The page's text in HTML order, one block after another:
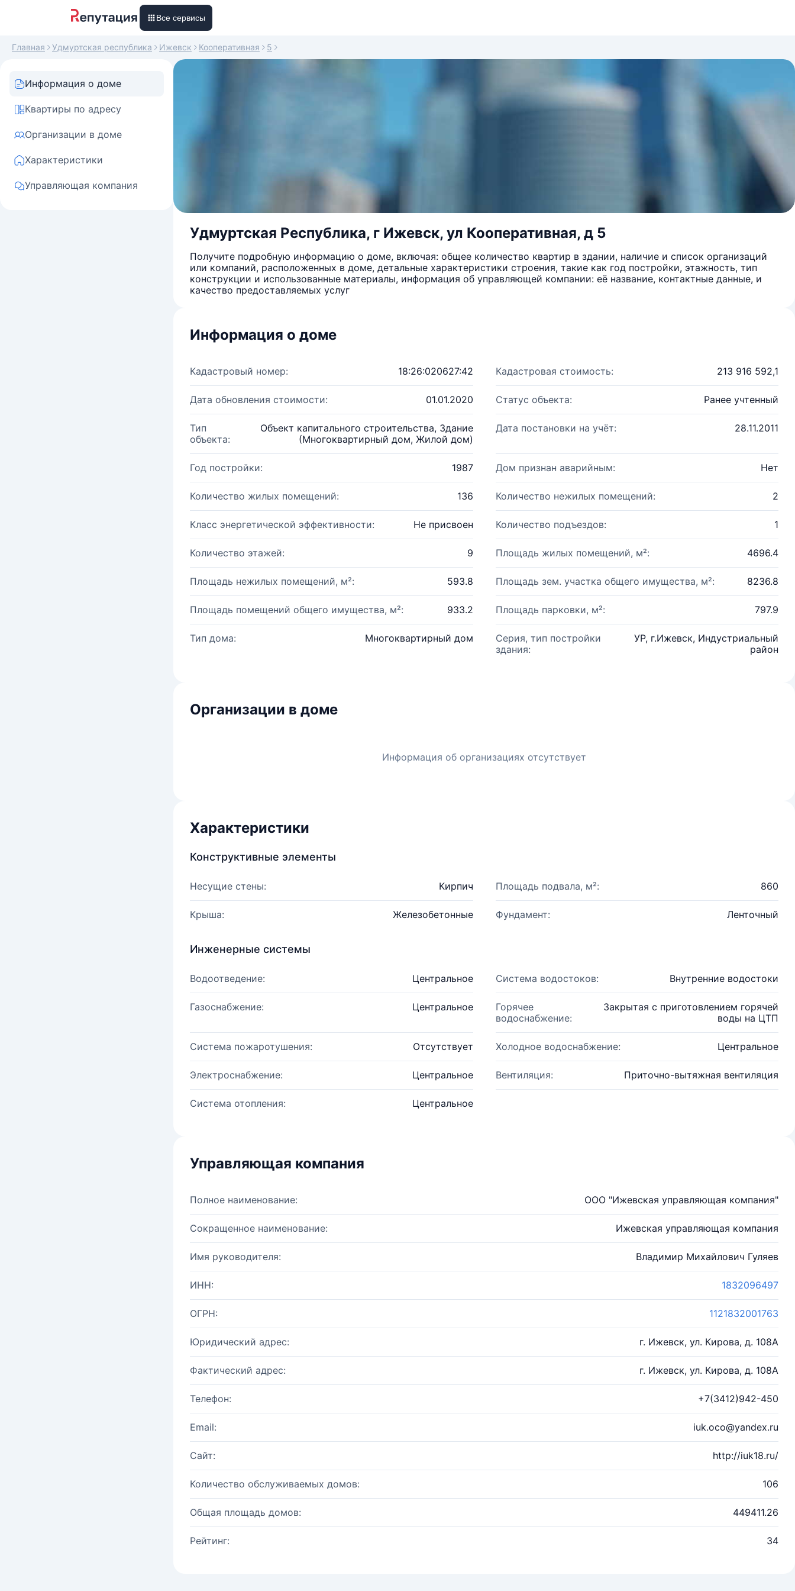
Все сервисы
Главная Удмуртская республика Ижевск Кооперативная 5
Информация о доме
Квартиры по адресу
Организации в доме
Характеристики
Управляющая компания
Удмуртская Республика, г Ижевск, ул Кооперативная, д 5
Получите подробную информацию о доме, включая: общее количество квартир в здании, наличие и список организаций
или компаний, расположенных в доме, детальные характеристики строения, такие как год постройки, этажность, тип
конструкции и использованные материалы, информация об управляющей компании: её название, контактные данные, и
качество предоставляемых услуг
Информация о доме
Кадастровый номер: 18:26:020627:42 Кадастровая стоимость: 213 916 592,1
Дата обновления стоимости: 01.01.2020 Статус объекта: Ранее учтенный
Тип
объекта:
Объект капитального строительства, Здание
(Многоквартирный дом, Жилой дом)
Дата постановки на учёт: 28.11.2011
Год постройки: 1987 Дом признан аварийным: Нет
Количество жилых помещений: 136 Количество нежилых помещений: 2
Класс энергетической эффективности: Не присвоен Количество подъездов: 1
Количество этажей: 9 Площадь жилых помещений, м²: 4696.4
Площадь нежилых помещений, м²: 593.8 Площадь зем. участка общего имущества, м²: 8236.8
Площадь помещений общего имущества, м²: 933.2 Площадь парковки, м²: 797.9
Тип дома: Многоквартирный дом
Серия, тип постройки
здания:
УР, г.Ижевск, Индустриальный
район
Организации в доме
Информация об организациях отсутствует
Характеристики
Конструктивные элементы
Несущие стены: Кирпич Площадь подвала, м²: 860
Крыша: Железобетонные Фундамент: Ленточный
Инженерные системы
Водоотведение: Центральное Система водостоков: Внутренние водостоки
Газоснабжение: Центральное
Горячее
водоснабжение:
Закрытая с приготовлением горячей
воды на ЦТП
Система пожаротушения: Отсутствует Холодное водоснабжение: Центральное
Электроснабжение: Центральное Вентиляция: Приточно-вытяжная вентиляция
Система отопления: Центральное
Управляющая компания
Полное наименование: ООО "Ижевская управляющая компания"
Сокращенное наименование: Ижевская управляющая компания
Имя руководителя: Владимир Михайлович Гуляев
ИНН: 1832096497
ОГРН: 1121832001763
Юридический адрес: г. Ижевск, ул. Кирова, д. 108А
Фактический адрес: г. Ижевск, ул. Кирова, д. 108А
Телефон: +7(3412)942-450
Email: iuk.oco@yandex.ru
Сайт: http://iuk18.ru/
Количество обслуживаемых домов: 106
Общая площадь домов: 449411.26
Рейтинг: 34